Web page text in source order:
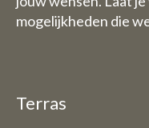
mogelijkheden die
Terras
augustus
wel voor u
met 9